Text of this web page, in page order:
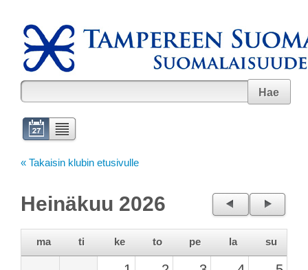
Hae
« Takaisin klubin etusivulle
Heinäkuu 2026
←
ma ti ke to pe la su